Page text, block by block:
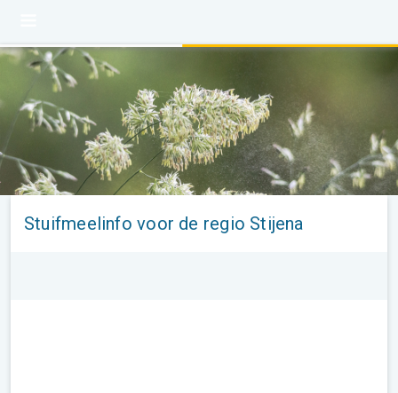
Stuifmeelinfo voor de regio Stijena